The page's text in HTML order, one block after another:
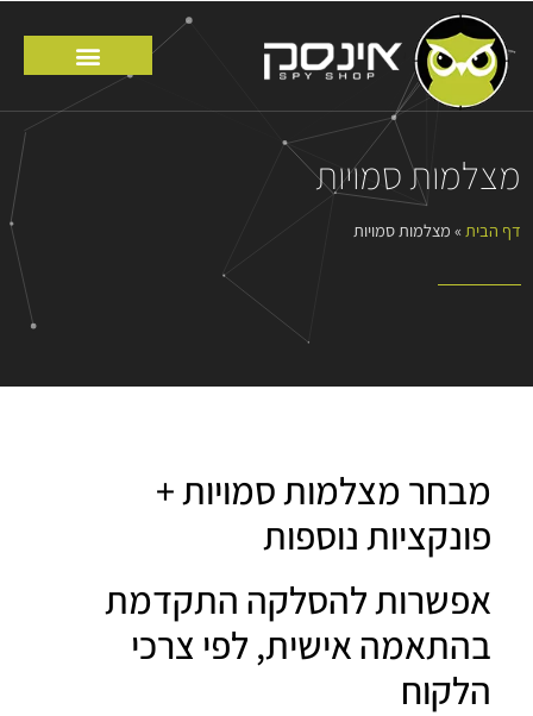
מצלמות סמויות
דף הבית » מצלמות סמויות
מבחר מצלמות סמויות +
פונקציות נוספות
אפשרות להסלקה התקדמת
בהתאמה אישית, לפי צרכי
הלקוח